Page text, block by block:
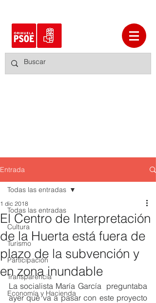
Entrada
Todas las entradas
Cultura
Turismo
Participación
Transparencia
Economía y Hacienda
Todas las entradas
El Centro de Interpretación
de la Huerta está fuera de
plazo de la subvención y
en zona inundable
1 dic 2018
La socialista María García  preguntaba
ayer qué va a pasar con este proyecto